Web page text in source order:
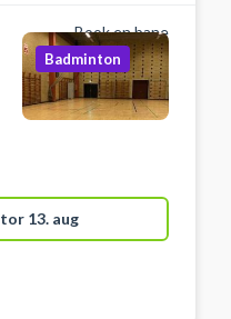
Book en bane
Badminton
tor 13. aug